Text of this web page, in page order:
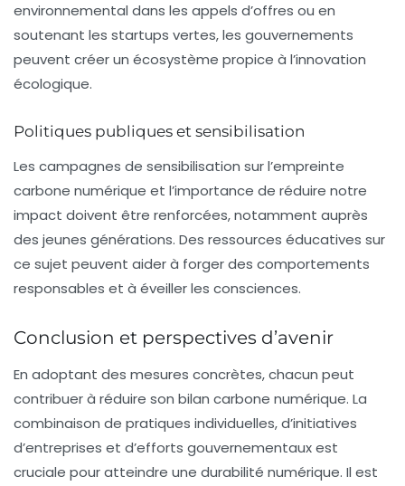
environnemental dans les appels d’offres ou en
soutenant les startups vertes, les gouvernements
peuvent créer un écosystème propice à l’innovation
écologique.
Politiques publiques et sensibilisation
Les campagnes de sensibilisation sur l’empreinte
carbone numérique et l’importance de réduire notre
impact doivent être renforcées, notamment auprès
des jeunes générations. Des ressources éducatives sur
ce sujet peuvent aider à forger des comportements
responsables et à éveiller les consciences.
Conclusion et perspectives d’avenir
En adoptant des mesures concrètes, chacun peut
contribuer à réduire son bilan carbone numérique. La
combinaison de pratiques individuelles, d’initiatives
d’entreprises et d’efforts gouvernementaux est
cruciale pour atteindre une durabilité numérique. Il est